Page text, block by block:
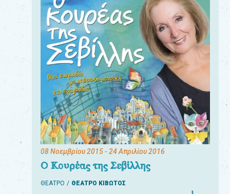
08 Νοεμβρίου 2015- 24 Απριλίου 2016
Ο Κουρέας της Σεβίλλης
ΘΕΑΤΡΟ ΘΕΑΤΡΟ ΚΙΒΩΤΟΣ